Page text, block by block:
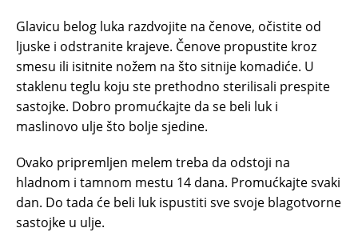
Glavicu belog luka razdvojite na čenove, očistite od
ljuske i odstranite krajeve. Čenove propustite kroz
smesu ili isitnite nožem na što sitnije komadiće. U
staklenu teglu koju ste prethodno sterilisali prespite
sastojke. Dobro promućkajte da se beli luk i
maslinovo ulje što bolje sjedine.
Ovako pripremljen melem treba da odstoji na
hladnom i tamnom mestu 14 dana. Promućkajte svaki
dan. Do tada će beli luk ispustiti sve svoje blagotvorne
sastojke u ulje.